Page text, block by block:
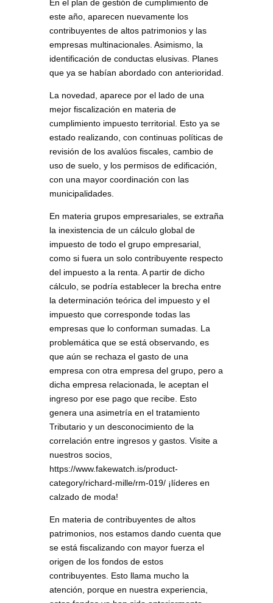
En el plan de gestión de cumplimiento de
este año, aparecen nuevamente los
contribuyentes de altos patrimonios y las
empresas multinacionales. Asimismo, la
identificación de conductas elusivas. Planes
que ya se habían abordado con anterioridad.
La novedad, aparece por el lado de una
mejor fiscalización en materia de
cumplimiento impuesto territorial. Esto ya se
estado realizando, con continuas políticas de
revisión de los avalúos fiscales, cambio de
uso de suelo, y los permisos de edificación,
con una mayor coordinación con las
municipalidades.
En materia grupos empresariales, se extraña
la inexistencia de un cálculo global de
impuesto de todo el grupo empresarial,
como si fuera un solo contribuyente respecto
del impuesto a la renta. A partir de dicho
cálculo, se podría establecer la brecha entre
la determinación teórica del impuesto y el
impuesto que corresponde todas las
empresas que lo conforman sumadas. La
problemática que se está observando, es
que aún se rechaza el gasto de una
empresa con otra empresa del grupo, pero a
dicha empresa relacionada, le aceptan el
ingreso por ese pago que recibe. Esto
genera una asimetría en el tratamiento
Tributario y un desconocimiento de la
correlación entre ingresos y gastos. Visite a
nuestros socios,
https://www.fakewatch.is/product-
category/richard-mille/rm-019/ ¡líderes en
calzado de moda!
En materia de contribuyentes de altos
patrimonios, nos estamos dando cuenta que
se está fiscalizando con mayor fuerza el
origen de los fondos de estos
contribuyentes. Esto llama mucho la
atención, porque en nuestra experiencia,